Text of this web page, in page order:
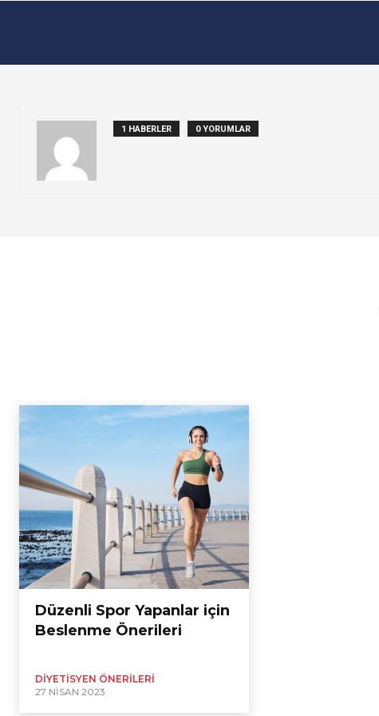
1 HABERLER 0 YORUMLAR
Düzenli Spor Yapanlar için
Beslenme Önerileri
DIYETISYEN ÖNERILERI
27 NISAN 2023